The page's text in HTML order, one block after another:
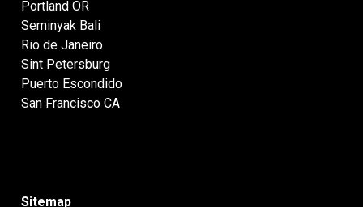
Portland OR
Seminyak Bali
Rio de Janeiro
Sint Petersburg
Puerto Escondido
San Francisco CA
Sitemap